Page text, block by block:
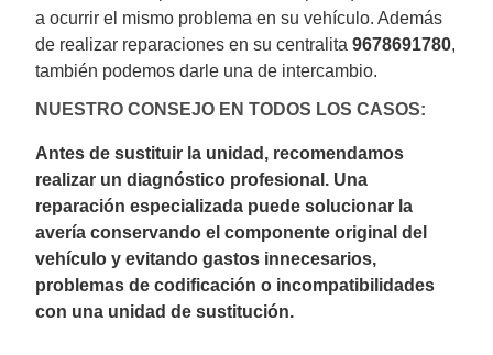
a ocurrir el mismo problema en su vehículo. Además
de realizar reparaciones en su centralita9678691780,
también podemos darle una de intercambio.
NUESTRO CONSEJO EN TODOS LOS CASOS:
Antes de sustituir la unidad, recomendamos
realizar un diagnóstico profesional. Una
reparación especializada puede solucionar la
avería conservando el componente original del
vehículo y evitando gastos innecesarios,
problemas de codificación o incompatibilidades
con una unidad de sustitución.